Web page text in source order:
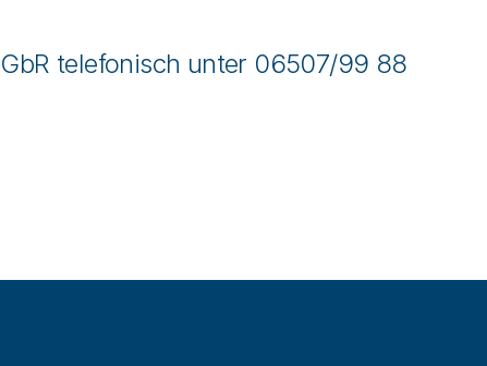
telefonisch unter 06507/99 88